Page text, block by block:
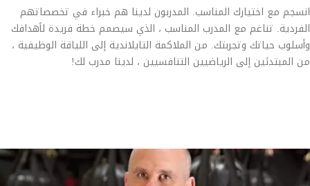
انسجم مع اختيارك المناسب. المدربون لدينا هم خبراء في تخصصاتهم
الفردية. تناغم مع المدرب المناسب ، الذي سيصمم خطة فريدة لأهدافك
وأسلوب حياتك وتجربتك. من الملاكمة التايلاندية إلى اللياقة الوظيفية ،
من المبتدئين إلى الرياضيين التنافسيين ، لدينا مدرب لك!